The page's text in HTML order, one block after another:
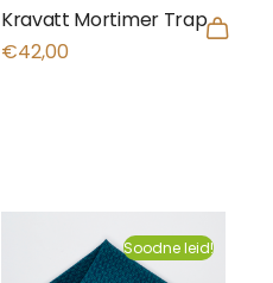
Kravatt Mortimer Trap
€42,00
Soodne leid!